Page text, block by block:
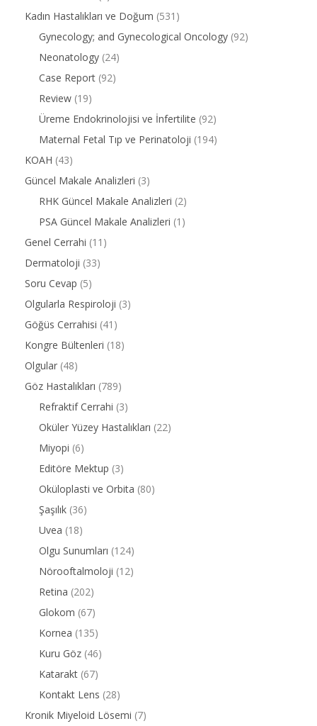
Kadın Hastalıkları ve Doğum (531)
Gynecology; and Gynecological Oncology (92)
Neonatology (24)
Case Report (92)
Review (19)
Üreme Endokrinolojisi ve İnfertilite (92)
Maternal Fetal Tıp ve Perinatoloji (194)
KOAH (43)
Güncel Makale Analizleri (3)
RHK Güncel Makale Analizleri (2)
PSA Güncel Makale Analizleri (1)
Genel Cerrahi (11)
Dermatoloji (33)
Soru Cevap (5)
Olgularla Respiroloji (3)
Göğüs Cerrahisi (41)
Kongre Bültenleri (18)
Olgular (48)
Göz Hastalıkları (789)
Refraktif Cerrahi (3)
Oküler Yüzey Hastalıkları (22)
Miyopi (6)
Editöre Mektup (3)
Oküloplasti ve Orbita (80)
Şaşılık (36)
Uvea (18)
Olgu Sunumları (124)
Nörooftalmoloji (12)
Retina (202)
Glokom (67)
Kornea (135)
Kuru Göz (46)
Katarakt (67)
Kontakt Lens (28)
Kronik Miyeloid Lösemi (7)